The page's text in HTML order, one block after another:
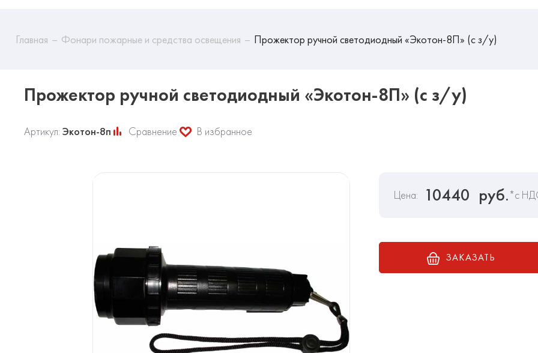
Главная Фонари пожарные и средства освещения Прожектор ручной светодиодный «Экотон-8П» (с з/у)
Прожектор ручной светодиодный «Экотон-8П» (с з/у)
Артикул: Экотон-8п Сравнение В избранное
Цена: 10440 руб.*с
ЗАКАЗАТЬ